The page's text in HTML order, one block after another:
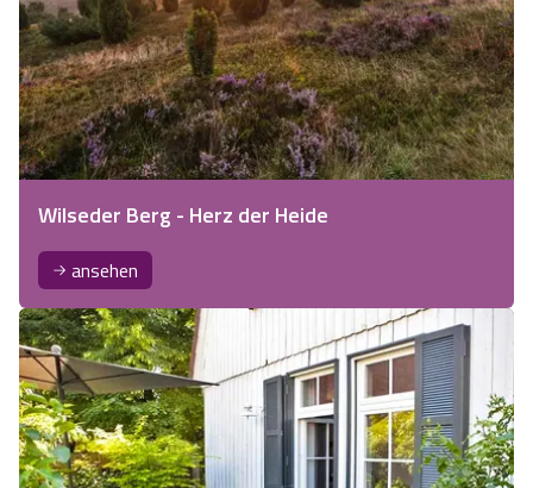
Wilseder Berg - Herz der Heide
ansehen